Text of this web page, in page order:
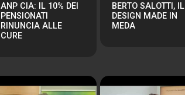
ANP CIA: IL 10% DEI
PENSIONATI
RINUNCIA ALLE
CURE
BERTO SALOTTI, IL
DESIGN MADE IN
MEDA